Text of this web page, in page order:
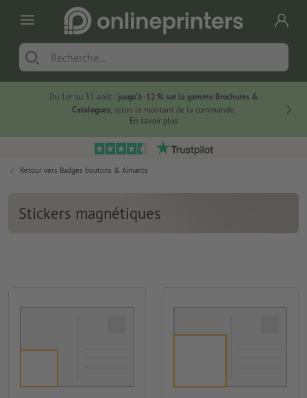
Du 1er au 31 août : jusqu’à -12 % sur la gamme Brochures &
Catalogues, selon le montant de la commande.
En savoir plus
Retour vers Badges boutons & Aimants
Stickers magnétiques